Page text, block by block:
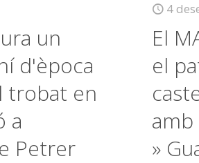
un
d'època
trobat en
a
Petrer
4
El
el
»